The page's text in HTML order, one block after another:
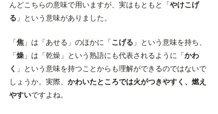
んどこちらの意味で用いますが、実はもともと「やけこげ
る 」という意味がありました。
「焦」は「あせる」のほかに「こげる 」という意味を持ち、
「燥」は「乾燥」という熟語にも代表されるように「かわ
く 」という意味を持つことからも理解ができるのではないで
しょうか。実際、 かわいたところでは火がつきやすく、燃え
やすいですよね。